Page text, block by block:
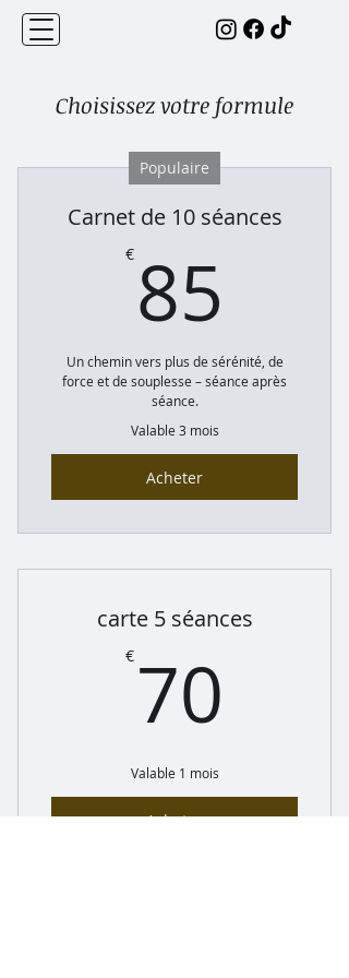
Choisissez votre formule
Populaire
Carnet de 10 séances
€ 85
Un chemin vers plus de sérénité, de
force et de souplesse – séance après
séance.
Valable 3 mois
Acheter
carte 5 séances
€ 70
Valable 1 mois
Acheter